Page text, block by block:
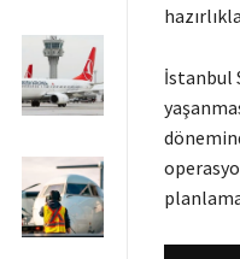
İstanbul